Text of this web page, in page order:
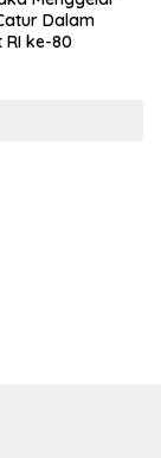
Dalam
RI ke-80